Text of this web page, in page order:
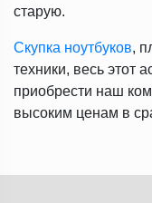
старую.
Скупка ноутбуков,
техники, весь этот
приобрести наш
высоким ценам в